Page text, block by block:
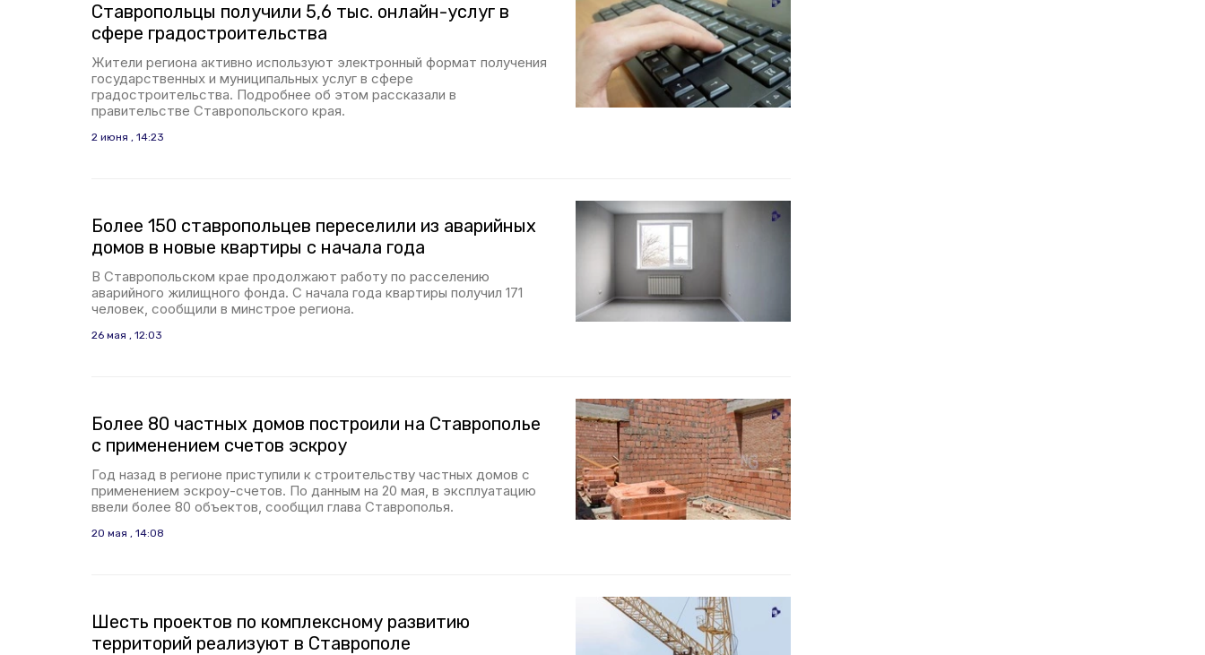
Ставропольцы получили 5,6 тыс. онлайн-услуг в
сфере градостроительства
Жители региона активно используют электронный формат получения
государственных и муниципальных услуг в сфере
градостроительства. Подробнее об этом рассказали в
правительстве Ставропольского края.
2 июня , 14:23
Более 150 ставропольцев переселили из аварийных
домов в новые квартиры с начала года
В Ставропольском крае продолжают работу по расселению
аварийного жилищного фонда. С начала года квартиры получил 171
человек, сообщили в минстрое региона.
26 мая , 12:03
Более 80 частных домов построили на Ставрополье
с применением счетов эскроу
Год назад в регионе приступили к строительству частных домов с
применением эскроу-счетов. По данным на 20 мая, в эксплуатацию
ввели более 80 объектов, сообщил глава Ставрополья.
20 мая , 14:08
Шесть проектов по комплексному развитию
территорий реализуют в Ставрополе